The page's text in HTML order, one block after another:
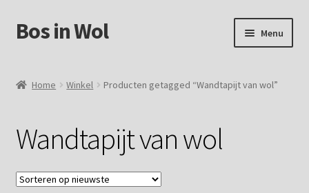
Ga
door
navigatie
Ga
naar
inhoud
Bos in Wol Menu
Winkel
Mijn account
Home Winkel Producten getagged “Wandtapijt van wol”
Wandtapijt van wol